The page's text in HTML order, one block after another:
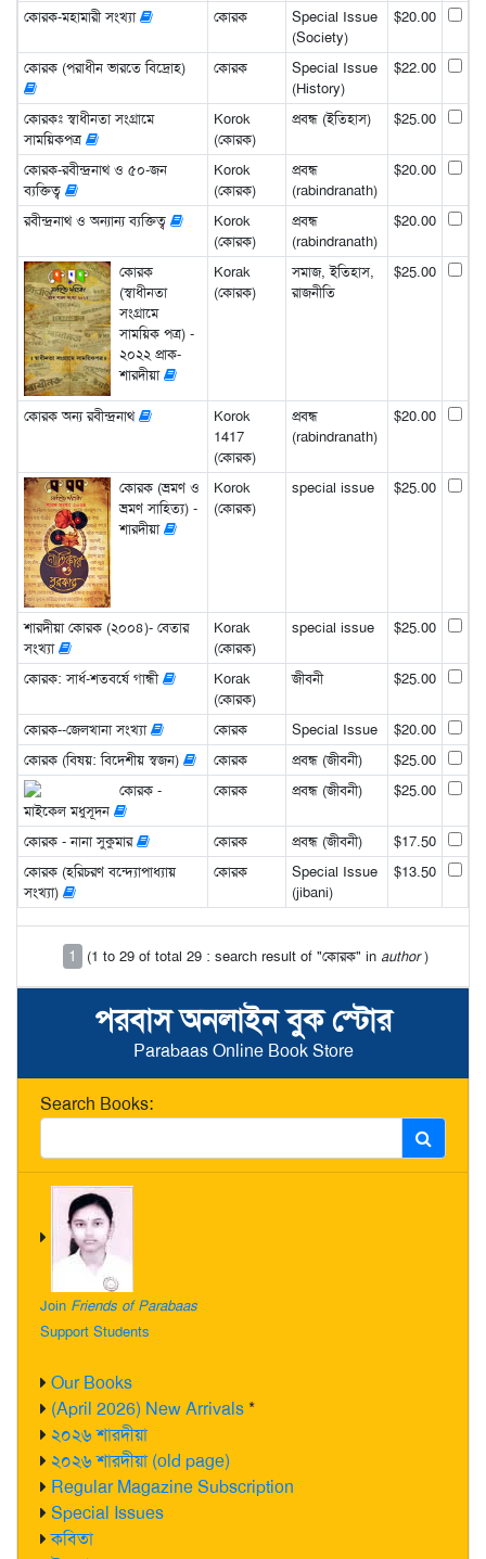
পরবাস অনলাইন বুক স্টোর
Parabaas Online Book Store
Search Books:
Join Friends of Parabaas
Support Students
Our Books
(April 2026) New Arrivals*
২০২৬ শারদীয়া
২০২৬ শারদীয়া (old page)
Regular Magazine Subscription
Special Issues
কবিতা
কোরক-মহামারী সংখ্যা কোরক
Special Issue
(Society)
$20.00
কোরক (পরাধীন ভারতে বিদ্রোহ) কোরক
Special Issue
(History)
$22.00
কোরকঃ স্বাধীনতা সংগ্রামে
সাময়িকপত্র
Korok
(কোরক)
প্রবন্ধ (ইতিহাস) $25.00
কোরক-রবীন্দ্রনাথ ও ৫০-জন
ব্যক্তিত্ব
Korok
(কোরক)
প্রবন্ধ
(rabindranath)
$20.00
রবীন্দ্রনাথ ও অন্যান্য ব্যক্তিত্ব
Korok
(কোরক)
প্রবন্ধ
(rabindranath)
$20.00
কোরক
(স্বাধীনতা
সংগ্রামে
সাময়িক পত্র) -
২০২২ প্রাক-
শারদীয়া
Korak
(কোরক)
সমাজ, ইতিহাস,
রাজনীতি
$25.00
কোরক অন্য রবীন্দ্রনাথ
Korok
1417
(কোরক)
প্রবন্ধ
(rabindranath)
$20.00
কোরক (ভ্রমণ ও
ভ্রমণ সাহিত্য) -
শারদীয়া
Korok
(কোরক)
special issue $25.00
শারদীয়া কোরক (২০০৪)- বেতার
সংখ্যা
Korak
(কোরক)
special issue $25.00
কোরক: সার্ধ-শতবর্ষে গান্ধী
Korak
(কোরক)
জীবনী $25.00
কোরক--জেলখানা সংখ্যা কোরক Special Issue
$20.00
কোরক (বিষয়: বিদেশীয় স্বজন)
কোরক প্রবন্ধ (জীবনী)
$25.00
কোরক -
মাইকেল মধুসূদন
কোরক প্রবন্ধ (জীবনী) $25.00
কোরক - নানা সুকুমার কোরক প্রবন্ধ (জীবনী)
$17.50
কোরক (হরিচরণ বন্দ্যোপাধ্যায়
সংখ্যা)
কোরক
Special Issue
(jibani)
$13.50
1 (1 to 29 of total 29 : search result of "কোরক" in author)